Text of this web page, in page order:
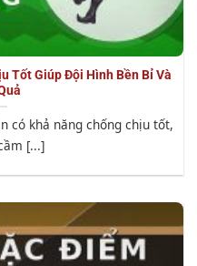
Tốt Giúp Đội Hình Bền Bỉ Và
có khả năng chống chịu tốt,
[...]